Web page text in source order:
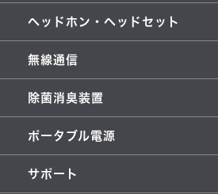
ヘッドホン・ヘッドセット
無線通信
除菌消臭装置
ポータブル電源
サポート